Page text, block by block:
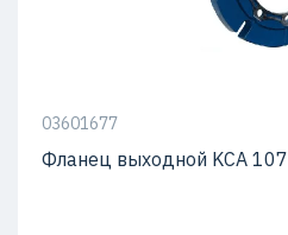
03601677
Фланец выходной KCA 107